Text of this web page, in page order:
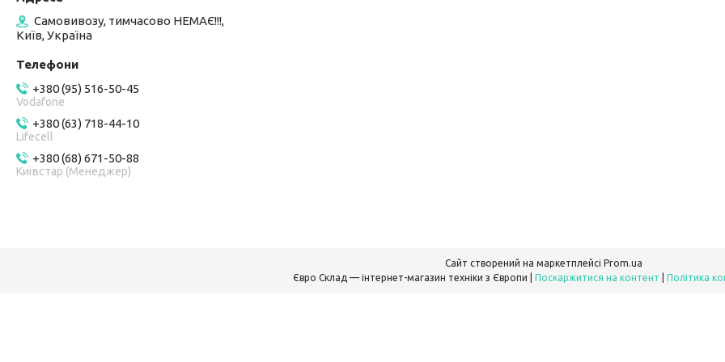
Самовивозу, тимчасово НЕМАЄ!!!,
Київ, Україна
+380 (95) 516-50-45
Vodafone
+380 (63) 718-44-10
Lifecell
+380 (68) 671-50-88
Київстар (Менеджер)
Сайт створений на маркетплейсі Prom.ua
Поскаржитися на контент Політика